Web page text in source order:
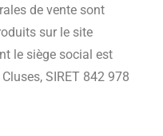
de vente sont
sur le site
le siège social est
SIRET 842 978